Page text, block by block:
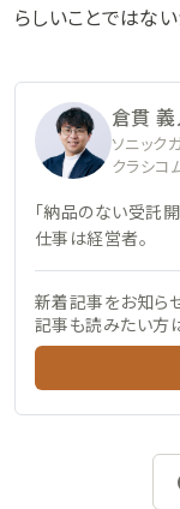
らしいことではない
倉貫
ソニック
クラシコ
「納品のない受託
仕事は経営者。
新着記事をお知ら
記事も読みたい方